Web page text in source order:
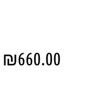
₪660.00